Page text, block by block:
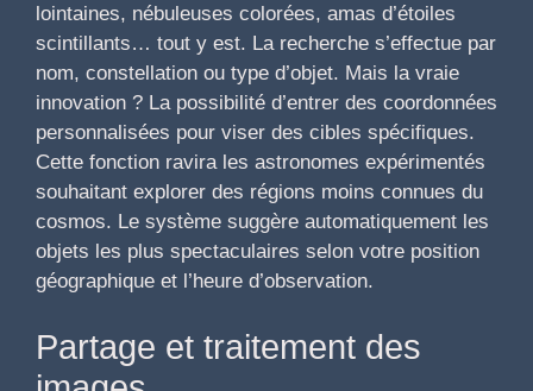
lointaines, nébuleuses colorées, amas d’étoiles
scintillants… tout y est. La recherche s’effectue par
nom, constellation ou type d’objet. Mais la vraie
innovation ? La possibilité d’entrer des coordonnées
personnalisées pour viser des cibles spécifiques.
Cette fonction ravira les astronomes expérimentés
souhaitant explorer des régions moins connues du
cosmos. Le système suggère automatiquement les
objets les plus spectaculaires selon votre position
géographique et l’heure d’observation.
Partage et traitement des